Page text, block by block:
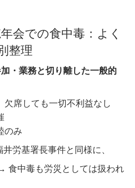
会での食中毒：よく
整理
・業務と切り離した一般的
欠席しても一切不利益なし
のみ
労基署長事件と同様に、
食中毒も労災としては扱われ